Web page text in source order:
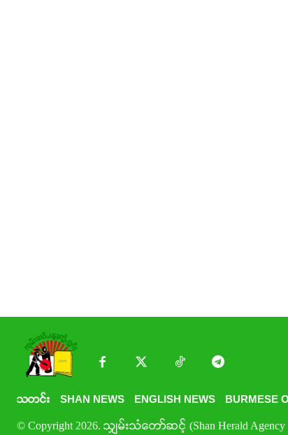
သတင်း SHAN NEWS ENGLISH NEWS BURMESE
© Copyright 2026. သျှမ်းသံတော်ဆင့် (Shan Herald Agency